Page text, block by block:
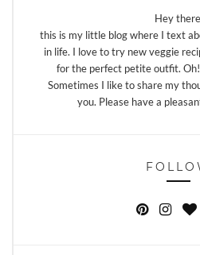
Hey
this is my little blog where I text
in life. I love to try new veggie
for the perfect petite outfit.
Sometimes I like to share my
you. Please have a